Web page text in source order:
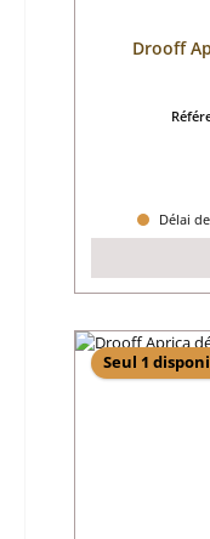
Drooff
Délai
Seul 1